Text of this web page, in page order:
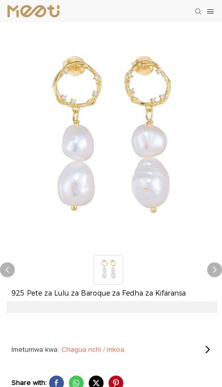
925 Pete za Lulu za Baroque za Fedha za Kifaransa
Imetumwa kwa: Chagua nchi / mkoa
Share with: